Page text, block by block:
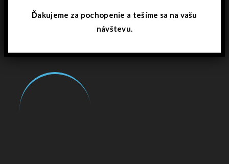
Ďakujeme za pochopenie a tešíme sa na vašu
návštevu.